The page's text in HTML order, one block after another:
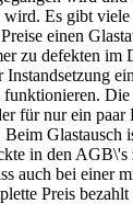
Es gibt
einen
zu defekten im
Die
für nur ein paar
Glastausch
in den AGB\'s
auch bei einer
Preis bezahlt